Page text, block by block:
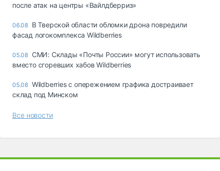
после атак на центры «Вайлдберриз»
06.08 В Тверской области обломки дрона повредили
фасад логокомплекса Wildberries
05.08 СМИ: Склады «Почты России» могут использовать
вместо сгоревших хабов Wildberries
05.08 Wildberries с опережением графика достраивает
склад под Минском
Все новости